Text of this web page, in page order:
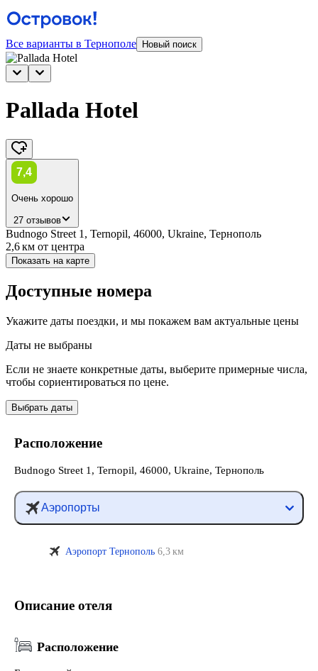
Все варианты в Тернополе Новый поиск
Pallada Hotel
7,4
Очень хорошо
27 отзывов
Budnogo Street 1, Ternopil, 46000, Ukraine, Тернополь
2,6 км от центра
Показать на карте
Доступные номера
Укажите даты поездки, и мы покажем вам актуальные цены
Даты не выбраны
Если не знаете конкретные даты, выберите примерные числа,
чтобы сориентироваться по цене.
Выбрать даты
Расположение
Budnogo Street 1, Ternopil, 46000, Ukraine, Тернополь
Аэропорты
Аэропорт Тернополь 6,3 км
Описание отеля
Расположение